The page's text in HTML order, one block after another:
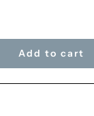
Add to cart